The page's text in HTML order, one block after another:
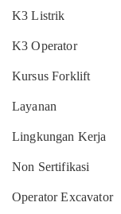
K3 Listrik
K3 Operator
Kursus Forklift
Layanan
Lingkungan Kerja
Non Sertifikasi
Operator Excavator